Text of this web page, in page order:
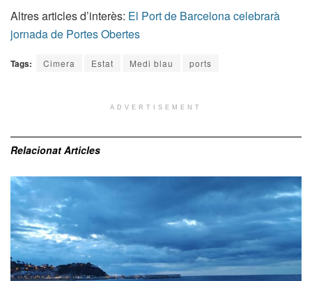
Altres articles d’interès: El Port de Barcelona celebrarà
jornada de Portes Obertes
Tags: Cimera Estat Medi blau ports
ADVERTISEMENT
Relacionat Articles